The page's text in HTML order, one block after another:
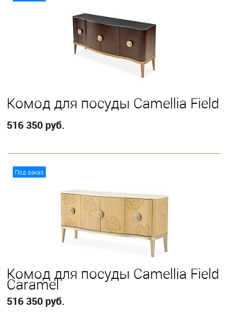
Комод для посуды Camellia Field
516 350 руб.
Под заказ
Комод для посуды Camellia Field
Caramel
516 350 руб.